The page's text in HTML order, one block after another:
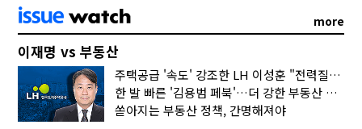
more
이재명 vs 부동산
주택공급 '속도' 강조한 LH 이성훈 "전력질주해야"
한 발 빠른 '김용범 페북'…더 강한 부동산 규제 나오나
쏟아지는 부동산 정책, 간명해져야